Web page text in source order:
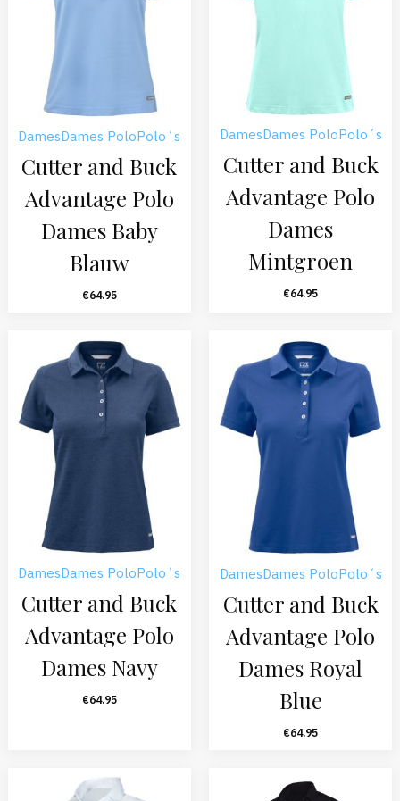
DamesDames PoloPolo´s
Cutter and Buck
Advantage Polo
Dames Baby
Blauw
€64.95
DamesDames PoloPolo´s
Cutter and Buck
Advantage Polo
Dames
Mintgroen
€64.95
DamesDames PoloPolo´s
Cutter and Buck
Advantage Polo
Dames Navy
€64.95
DamesDames PoloPolo´s
Cutter and Buck
Advantage Polo
Dames Royal
Blue
€64.95